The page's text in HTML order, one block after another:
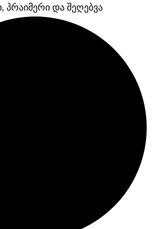
პრაიმერი და შეღებვა